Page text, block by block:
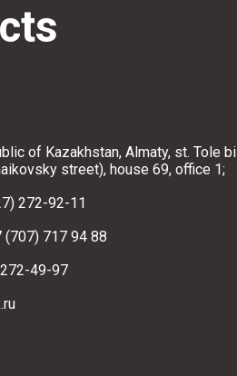
of Kazakhstan, Almaty, st. Tole bi
street), house 69, office 1;
272-92-11
(707) 717 94 88
49-97